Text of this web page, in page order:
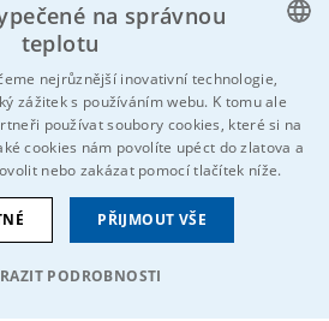
HiVision
Technické listy
Trade Service, spol. s r.o.
Oznámení EU
CZECH
GERMAN
na správnou
teplotu
nejrůznější inovativní technologie,
zážitek s používáním webu. K tomu ale
používat soubory cookies, které si na
cookies nám povolíte upéct do zlatova a
nebo zakázat pomocí tlačítek níže.
PŘIJMOUT VŠE
PODROBNOSTI